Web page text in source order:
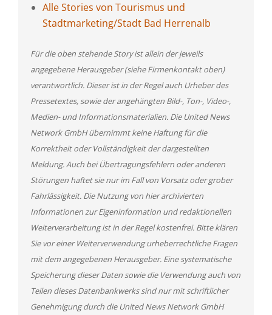
Alle Stories von Tourismus und
Stadtmarketing/Stadt Bad Herrenalb
Für die oben stehende Story ist allein der jeweils
angegebene Herausgeber (siehe Firmenkontakt oben)
verantwortlich. Dieser ist in der Regel auch Urheber des
Pressetextes, sowie der angehängten Bild-, Ton-, Video-,
Medien- und Informationsmaterialien. Die United News
Network GmbH übernimmt keine Haftung für die
Korrektheit oder Vollständigkeit der dargestellten
Meldung. Auch bei Übertragungsfehlern oder anderen
Störungen haftet sie nur im Fall von Vorsatz oder grober
Fahrlässigkeit. Die Nutzung von hier archivierten
Informationen zur Eigeninformation und redaktionellen
Weiterverarbeitung ist in der Regel kostenfrei. Bitte klären
Sie vor einer Weiterverwendung urheberrechtliche Fragen
mit dem angegebenen Herausgeber. Eine systematische
Speicherung dieser Daten sowie die Verwendung auch von
Teilen dieses Datenbankwerks sind nur mit schriftlicher
Genehmigung durch die United News Network GmbH